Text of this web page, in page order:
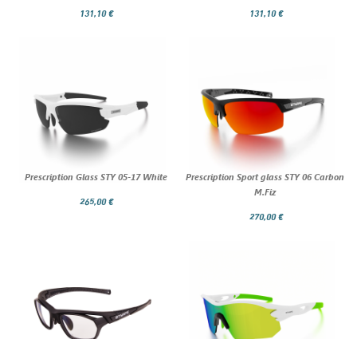
131,10 € 131,10 €
Prescription Glass STY 05-17 White
265,00 €
Prescription Sport glass STY 06 Carbon
M.Fiz
270,00 €